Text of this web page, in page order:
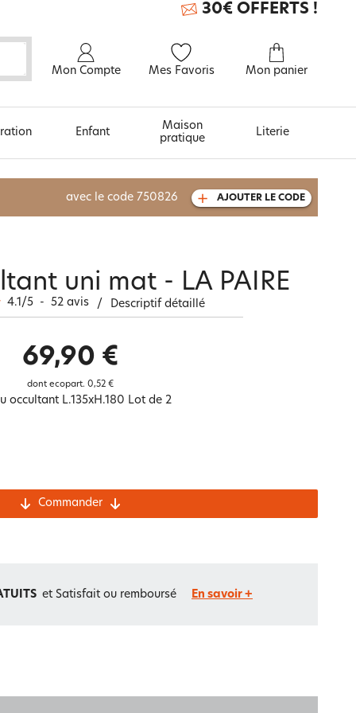
Mon Compte Mes Favoris Mon panier
30€ OFFERTS !
À découvrir aussi
Carte cadeau
Enfant
Maison
pratique
Literie
avec le code 750826 AJOUTER LE CODE
uni mat - LA PAIRE
4.1/5 - 52 avis / Descriptif détaillé
69,90 €
dont ecopart. 0,52 €
occultant L.135xH.180 Lot de 2
Commander
et Satisfait ou remboursé En savoir +